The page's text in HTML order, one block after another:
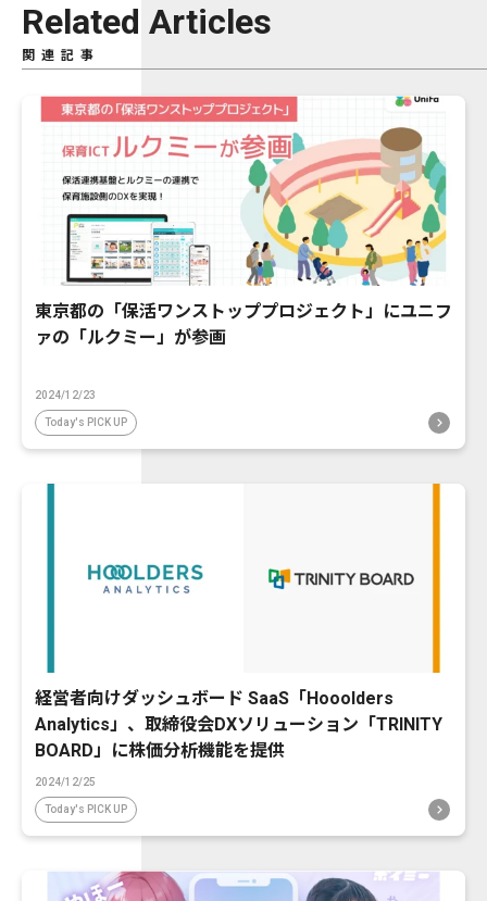
Related Articles
関連記事
東京都の「保活ワンストッププロジェクト」にユニフ
ァの「ルクミー」が参画
2024/12/23
Today's PICK UP
経営者向けダッシュボード SaaS「Hooolders
Analytics」、取締役会DXソリューション「TRINITY
BOARD」に株価分析機能を提供
2024/12/25
Today's PICK UP